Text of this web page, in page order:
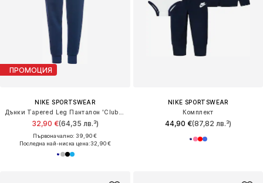
ПРОМОЦИЯ
NIKE SPORTSWEAR
32,90 €(64,35 лв.³)
Първоначално: 39,90 €
Последна най-ниска цена:32,90 €
NIKE SPORTSWEAR
Комплект
44,90 €(87,82 лв.³)